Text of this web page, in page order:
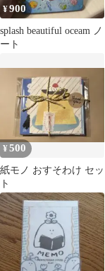
¥900
splash beautiful oceam ノ
ート
¥500
紙モノ おすそわけ セッ
ト